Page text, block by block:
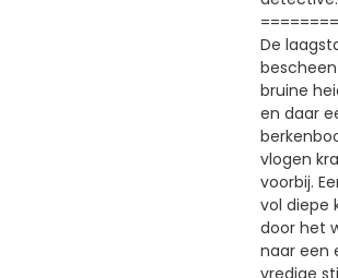
De
bruine
en daar
vlogen
voorbij.
vol diepe
door het
naar een
vredige